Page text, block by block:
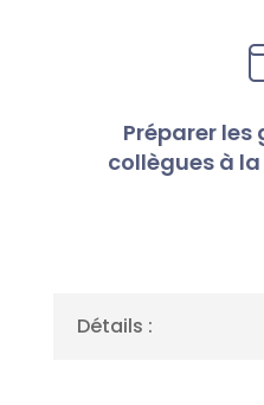
Préparer les
collègues à la
Détails :